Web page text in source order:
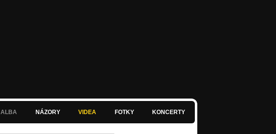
ALBA NÁZORY VIDEA FOTKY KONCERTY